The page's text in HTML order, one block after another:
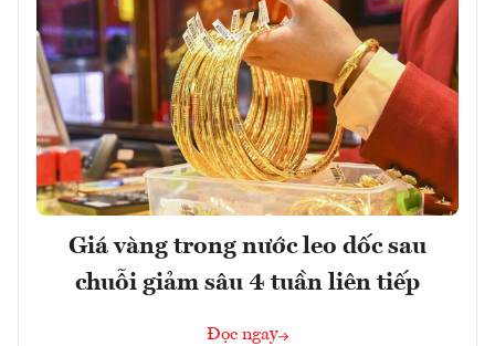
Giá vàng trong nước leo dốc sau
chuỗi giảm sâu 4 tuần liên tiếp
Đọc ngay